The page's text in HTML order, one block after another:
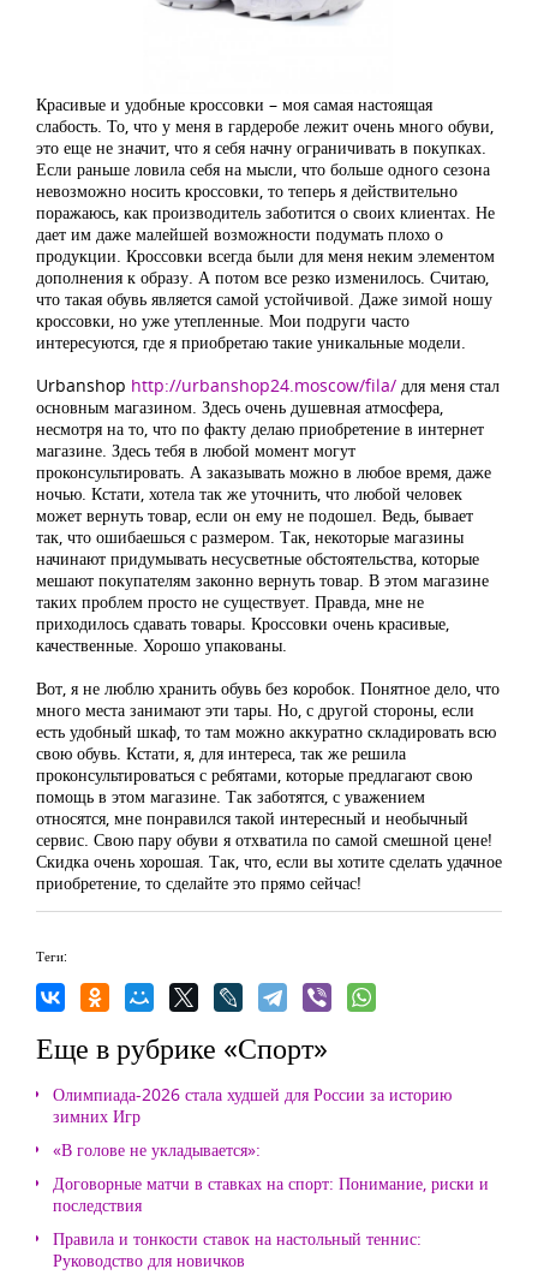
Красивые и удобные кроссовки – моя самая настоящая
слабость. То, что у меня в гардеробе лежит очень много обуви,
это еще не значит, что я себя начну ограничивать в покупках.
Если раньше ловила себя на мысли, что больше одного сезона
невозможно носить кроссовки, то теперь я действительно
поражаюсь, как производитель заботится о своих клиентах. Не
дает им даже малейшей возможности подумать плохо о
продукции. Кроссовки всегда были для меня неким элементом
дополнения к образу. А потом все резко изменилось. Считаю,
что такая обувь является самой устойчивой. Даже зимой ношу
кроссовки, но уже утепленные. Мои подруги часто
интересуются, где я приобретаю такие уникальные модели.
Urbanshop http://urbanshop24.moscow/fila/ для меня стал
основным магазином. Здесь очень душевная атмосфера,
несмотря на то, что по факту делаю приобретение в интернет
магазине. Здесь тебя в любой момент могут
проконсультировать. А заказывать можно в любое время, даже
ночью. Кстати, хотела так же уточнить, что любой человек
может вернуть товар, если он ему не подошел. Ведь, бывает
так, что ошибаешься с размером. Так, некоторые магазины
начинают придумывать несусветные обстоятельства, которые
мешают покупателям законно вернуть товар. В этом магазине
таких проблем просто не существует. Правда, мне не
приходилось сдавать товары. Кроссовки очень красивые,
качественные. Хорошо упакованы.
Вот, я не люблю хранить обувь без коробок. Понятное дело, что
много места занимают эти тары. Но, с другой стороны, если
есть удобный шкаф, то там можно аккуратно складировать всю
свою обувь. Кстати, я, для интереса, так же решила
проконсультироваться с ребятами, которые предлагают свою
помощь в этом магазине. Так заботятся, с уважением
относятся, мне понравился такой интересный и необычный
сервис. Свою пару обуви я отхватила по самой смешной цене!
Скидка очень хорошая. Так, что, если вы хотите сделать удачное
приобретение, то сделайте это прямо сейчас!
Теги:
Еще в рубрике «Спорт»
Олимпиада-2026 стала худшей для России за историю
зимних Игр
«В голове не укладывается»:
Договорные матчи в ставках на спорт: Понимание, риски и
последствия
Правила и тонкости ставок на настольный теннис:
Руководство для новичков